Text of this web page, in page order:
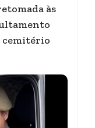
às
cemitério